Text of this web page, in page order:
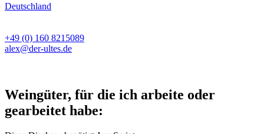
Deutschland
+49 (0) 160 8215089
alex@der-ultes.de
Weingüter, für die ich arbeite oder
gearbeitet habe: